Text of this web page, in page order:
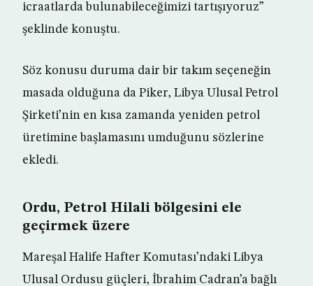
icraatlarda bulunabileceğimizi tartışıyoruz”
şeklinde konuştu.
Söz konusu duruma dair bir takım seçeneğin
masada olduğuna da Piker, Libya Ulusal Petrol
Şirketi’nin en kısa zamanda yeniden petrol
üretimine başlamasını umduğunu sözlerine
ekledi.
Ordu, Petrol Hilali bölgesini ele
geçirmek üzere
Mareşal Halife Hafter Komutası’ndaki Libya
Ulusal Ordusu güçleri, İbrahim Cadran’a bağlı